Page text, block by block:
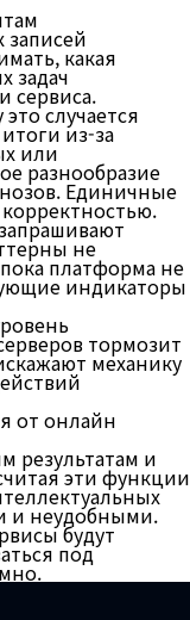
записей
какая
задач
сервиса.
случается
из-за
или
разнообразие
Единичные
не
платформа не
индикаторы
тормозит
механику
от онлайн
результатам и
эти функции
и неудобными.
будут
под